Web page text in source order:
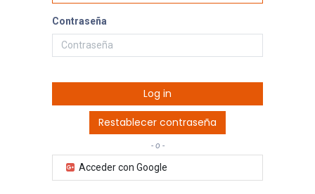
Contraseña
Log in
Restablecer contraseña
- o -
Acceder con Google